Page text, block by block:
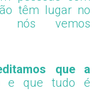
têm lugar no
nós vemos
que a
e que tudo é